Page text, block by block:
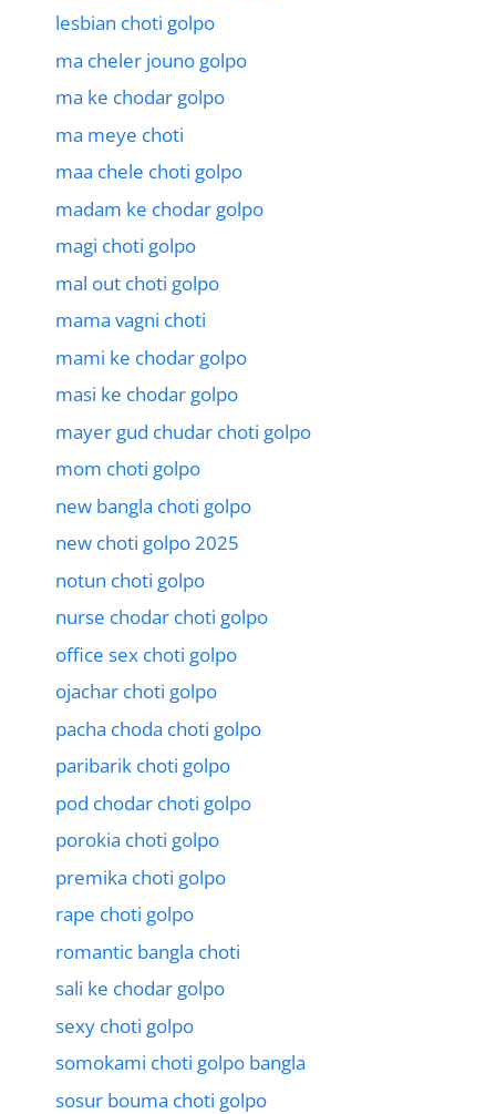
lesbian choti golpo
ma cheler jouno golpo
ma ke chodar golpo
ma meye choti
maa chele choti golpo
madam ke chodar golpo
magi choti golpo
mal out choti golpo
mama vagni choti
mami ke chodar golpo
masi ke chodar golpo
mayer gud chudar choti golpo
mom choti golpo
new bangla choti golpo
new choti golpo 2025
notun choti golpo
nurse chodar choti golpo
office sex choti golpo
ojachar choti golpo
pacha choda choti golpo
paribarik choti golpo
pod chodar choti golpo
porokia choti golpo
premika choti golpo
rape choti golpo
romantic bangla choti
sali ke chodar golpo
sexy choti golpo
somokami choti golpo bangla
sosur bouma choti golpo